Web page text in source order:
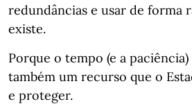
redundâncias e usar de forma
existe.
Porque o tempo (e a paciência)
também um recurso que o
e proteger.